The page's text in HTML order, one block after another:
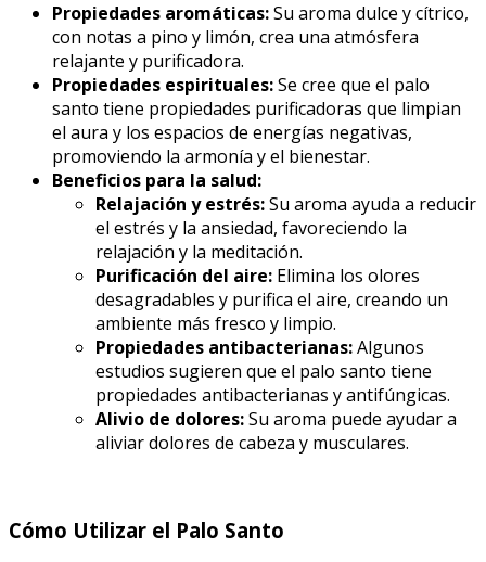
Propiedades aromáticas:Su aroma dulce y cítrico,
con notas a pino y limón, crea una atmósfera
relajante y purificadora.
Propiedades espirituales:Se cree que el palo
santo tiene propiedades purificadoras que limpian
el aura y los espacios de energías negativas,
promoviendo la armonía y el bienestar.
Beneficios para la salud:
Relajación y estrés:Su aroma ayuda a reducir
el estrés y la ansiedad, favoreciendo la
relajación y la meditación.
Purificación del aire: Elimina los olores
desagradables y purifica el aire, creando un
ambiente más fresco y limpio.
Propiedades antibacterianas:Algunos
estudios sugieren que el palo santo tiene
propiedades antibacterianas y antifúngicas.
Alivio de dolores:Su aroma puede ayudar a
aliviar dolores de cabeza y musculares.
Cómo Utilizar el Palo Santo